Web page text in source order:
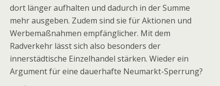
dort länger aufhalten und dadurch in der Summe
mehr ausgeben. Zudem sind sie für Aktionen und
Werbemaßnahmen empfänglicher. Mit dem
Radverkehr lässt sich also besonders der
innerstädtische Einzelhandel stärken. Wieder ein
Argument für eine dauerhafte Neumarkt-Sperrung?